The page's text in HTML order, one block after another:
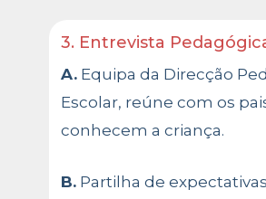
3. Entrevista
A. Equipa da Direcção
Escolar, reúne com os
conhecem a criança.
B. Partilha de